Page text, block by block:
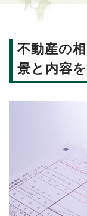
不動産の
景と内容